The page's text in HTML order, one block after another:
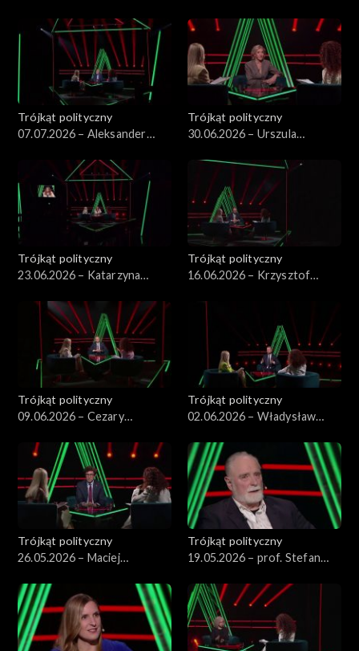
Trójkąt polityczny
07.07.2026 – Aleksander
Trójkąt polityczny
30.06.2026 – Urszula
Trójkąt polityczny
23.06.2026 – Katarzyna
Trójkąt polityczny
16.06.2026 – Krzysztof
Trójkąt polityczny
09.06.2026 – Cezary
Trójkąt polityczny
02.06.2026 – Władysław
Trójkąt polityczny
26.05.2026 – Maciej
Trójkąt polityczny
19.05.2026 – prof. Stefan